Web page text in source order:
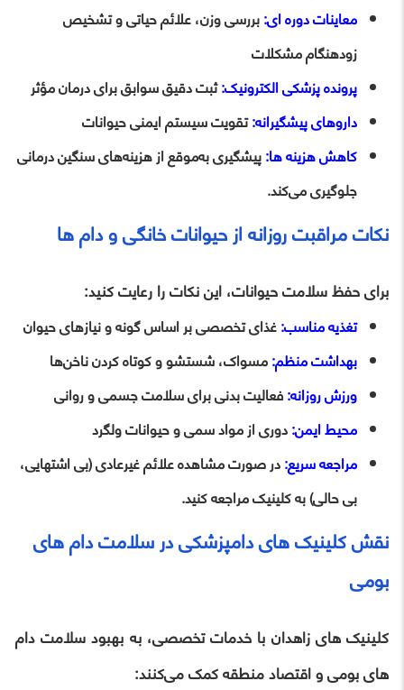
معاینات دوره‌ ای:بررسی وزن، علائم حیاتی و تشخیص
زودهنگام مشکلات
پرونده پزشکی الکترونیک:ثبت دقیق سوابق برای درمان مؤثر
داروهای پیشگیرانه:تقویت سیستم ایمنی حیوانات
کاهش هزینه‌ ها:پیشگیری به‌موقع از هزینه‌های سنگین درمانی
جلوگیری می‌کند.
نکات مراقبت روزانه از حیوانات خانگی و دام‌ ها
برای حفظ سلامت حیوانات، این نکات را رعایت کنید:
تغذیه مناسب:غذای تخصصی بر اساس گونه و نیازهای حیوان
بهداشت منظم:مسواک، شستشو و کوتاه کردن ناخن‌ها
ورزش روزانه:فعالیت بدنی برای سلامت جسمی و روانی
محیط ایمن:دوری از مواد سمی و حیوانات ولگرد
مراجعه سریع:در صورت مشاهده علائم غیرعادی (بی‌ اشتهایی،
بی‌ حالی) به کلینیک مراجعه کنید.
نقش کلینیک‌ های دامپزشکی در سلامت دام‌ های
بومی
کلینیک‌ های زاهدان با خدمات تخصصی، به بهبود سلامت دام‌
های بومی و اقتصاد منطقه کمک می‌کنند: